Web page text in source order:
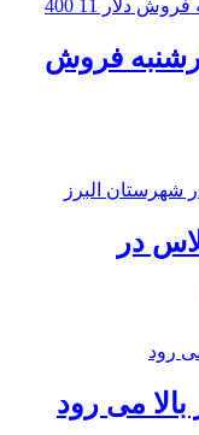
فروش
در
می رود